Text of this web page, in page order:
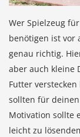
Wer Spielzeug
benötigen ist vor
genau richtig.
aber auch kleine
Futter
sollten für
Motivation sollte
leicht zu